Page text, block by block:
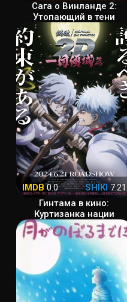
Сага о Винланде 2:
Утопающий в тени
IMDB0.0 SHIKI 7.21
Гинтама в кино:
Куртизанка нации